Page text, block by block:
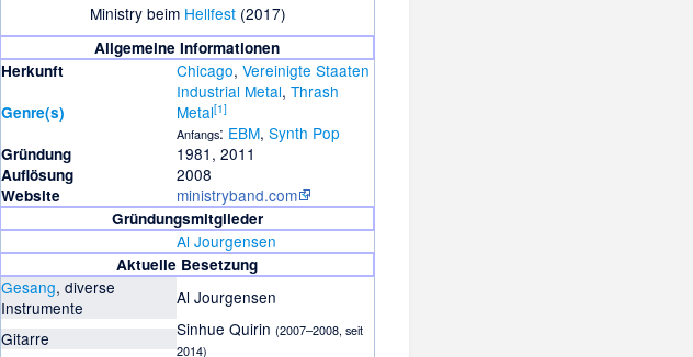
Ministry beim Hellfest(2017)
Allgemeine Informationen
Herkunft
Chicago,Vereinigte Staaten
Genre(s)
Industrial Metal,Thrash
Metal[1]
Anfangs: EBM,Synth Pop
Gründung 1981, 2011
Auflösung 2008
Website ministryband.com
Gründungsmitglieder
Al Jourgensen
Aktuelle Besetzung
Gesang, diverse
Instrumente
Al Jourgensen
Gitarre
Sinhue Quirin(2007–2008, seit
2014)